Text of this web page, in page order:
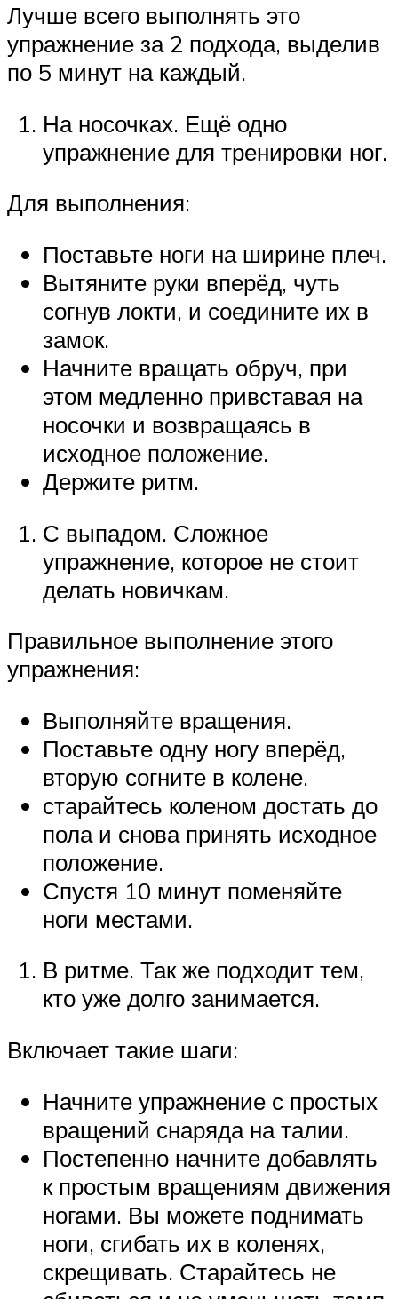
Лучше всего выполнять это
упражнение за 2 подхода, выделив
по 5 минут на каждый.
На носочках. Ещё одно
упражнение для тренировки ног.
Для выполнения:
Поставьте ноги на ширине плеч.
Вытяните руки вперёд, чуть
согнув локти, и соедините их в
замок.
Начните вращать обруч, при
этом медленно привставая на
носочки и возвращаясь в
исходное положение.
Держите ритм.
С выпадом. Сложное
упражнение, которое не стоит
делать новичкам.
Правильное выполнение этого
упражнения:
Выполняйте вращения.
Поставьте одну ногу вперёд,
вторую согните в колене.
старайтесь коленом достать до
пола и снова принять исходное
положение.
Спустя 10 минут поменяйте
ноги местами.
В ритме. Так же подходит тем,
кто уже долго занимается.
Включает такие шаги:
Начните упражнение с простых
вращений снаряда на талии.
Постепенно начните добавлять
к простым вращениям движения
ногами. Вы можете поднимать
ноги, сгибать их в коленях,
скрещивать. Старайтесь не